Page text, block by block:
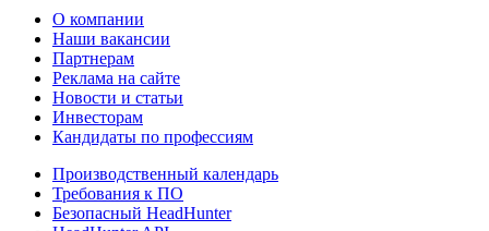
О компании
Наши вакансии
Партнерам
Реклама на сайте
Новости и статьи
Инвесторам
Кандидаты по профессиям
Производственный календарь
Требования к ПО
Безопасный HeadHunter